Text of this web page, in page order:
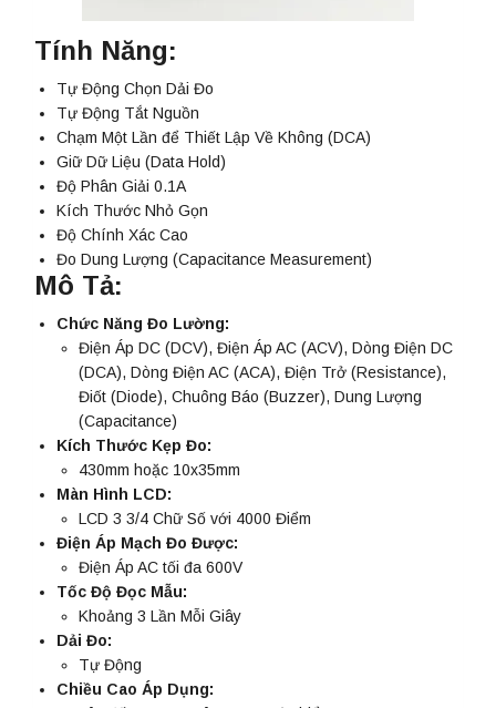
Tính Năng:
Tự Động Chọn Dải Đo
Tự Động Tắt Nguồn
Chạm Một Lần để Thiết Lập Về Không (DCA)
Giữ Dữ Liệu (Data Hold)
Độ Phân Giải 0.1A
Kích Thước Nhỏ Gọn
Độ Chính Xác Cao
Đo Dung Lượng (Capacitance Measurement)
Mô Tả:
Chức Năng Đo Lường:
Điện Áp DC (DCV), Điện Áp AC (ACV), Dòng Điện DC
(DCA), Dòng Điện AC (ACA), Điện Trở (Resistance),
Điốt (Diode), Chuông Báo (Buzzer), Dung Lượng
(Capacitance)
Kích Thước Kẹp Đo:
430mm hoặc 10x35mm
Màn Hình LCD:
LCD 3 3/4 Chữ Số với 4000 Điểm
Điện Áp Mạch Đo Được:
Điện Áp AC tối đa 600V
Tốc Độ Đọc Mẫu:
Khoảng 3 Lần Mỗi Giây
Dải Đo:
Tự Động
Chiều Cao Áp Dụng: